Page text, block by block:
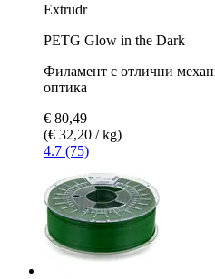
Extrudr
PETG Glow in the Dark
Филамент с отлични
оптика
€ 80,49
(€ 32,20 / kg)
4.7 (75)